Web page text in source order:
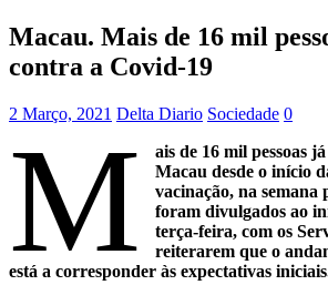
Macau. Mais de 16 mil
contra a Covid-19
2 Março, 2021 Delta Diario Sociedade 0
M
ais de 16 mil pessoas
Macau desde o início
vacinação, na semana
foram divulgados ao
terça-feira, com os
reiterarem que o
está a corresponder às expectativas